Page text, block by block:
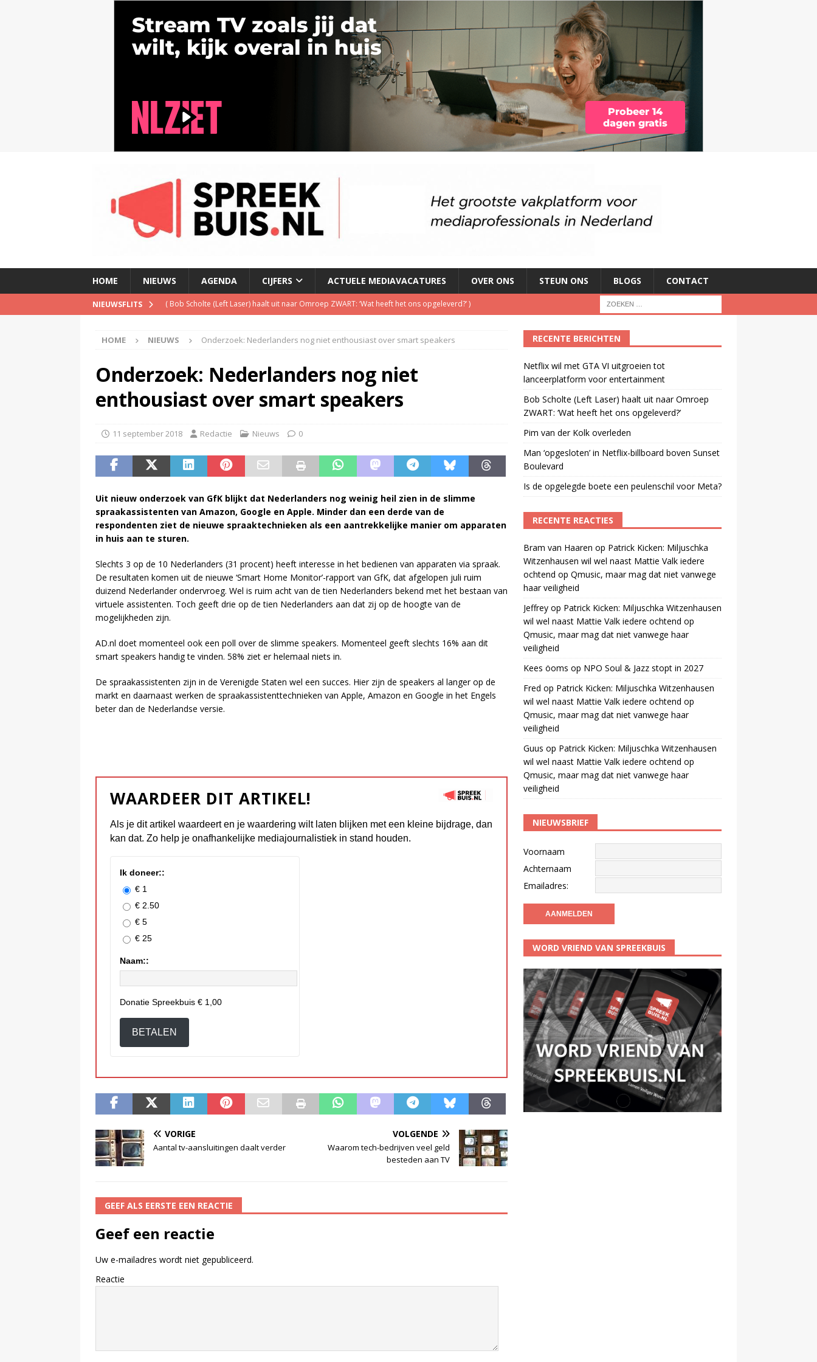
HOME NIEUWS AGENDA CIJFERS ACTUELE MEDIAVACATURES OVER ONS STEUN ONS BLOGS CONTACT
NIEUWSFLITS ( Bob Scholte (Left Laser) haalt uit naar Omroep ZWART: ‘Wat heeft het ons opgeleverd?’)
(Man ‘opgesloten’ in Netflix-billboard boven Sunset Boulevard)
Is de opgelegde boete een peulenschil voor Meta?
Netflix wil met GTA VI uitgroeien tot lanceerplatform voor entertainment
HOME NIEUWS Onderzoek: Nederlanders nog niet enthousiast over smart speakers
Onderzoek: Nederlanders nog niet
enthousiast over smart speakers
11 september 2018 Redactie Nieuws 0
Uit nieuw onderzoek van GfK blijkt dat Nederlanders nog weinig heil zien in de slimme
spraakassistenten van Amazon, Google en Apple. Minder dan een derde van de
respondenten ziet de nieuwe spraaktechnieken als een aantrekkelijke manier om apparaten
in huis aan te sturen.
Slechts 3 op de 10 Nederlanders (31 procent) heeft interesse in het bedienen van apparaten via spraak.
De resultaten komen uit de nieuwe ‘Smart Home Monitor’-rapport van GfK, dat afgelopen juli ruim
duizend Nederlander ondervroeg. Wel is ruim acht van de tien Nederlanders bekend met het bestaan van
virtuele assistenten. Toch geeft drie op de tien Nederlanders aan dat zij op de hoogte van de
mogelijkheden zijn.
AD.nl doet momenteel ook een poll over de slimme speakers. Momenteel geeft slechts 16% aan dit
smart speakers handig te vinden. 58% ziet er helemaal niets in.
De spraakassistenten zijn in de Verenigde Staten wel een succes. Hier zijn de speakers al langer op de
markt en daarnaast werken de spraakassistenttechnieken van Apple, Amazon en Google in het Engels
beter dan de Nederlandse versie.
WAARDEER DIT ARTIKEL!
Als je dit artikel waardeert en je waardering wilt laten blijken met een kleine bijdrage, dan
kan dat. Zo help je onafhankelijke mediajournalistiek in stand houden.
Ik doneer::
€ 1
€ 2.50
€ 5
€ 25
Naam::
Donatie Spreekbuis € 1,00
BETALEN
VORIGE
Aantal tv-aansluitingen daalt verder
VOLGENDE
Waarom tech-bedrijven veel geld
besteden aan TV
GEEF ALS EERSTE EEN REACTIE
Geef een reactie
Uw e-mailadres wordt niet gepubliceerd.
Reactie
RECENTE BERICHTEN
Netflix wil met GTA VI uitgroeien tot
lanceerplatform voor entertainment
Bob Scholte (Left Laser) haalt uit naar Omroep
ZWART: ‘Wat heeft het ons opgeleverd?’
Pim van der Kolk overleden
Man ‘opgesloten’ in Netflix-billboard boven Sunset
Boulevard
Is de opgelegde boete een peulenschil voor Meta?
RECENTE REACTIES
Bram van Haaren op Patrick Kicken: Miljuschka
Witzenhausen wil wel naast Mattie Valk iedere
ochtend op Qmusic, maar mag dat niet vanwege
haar veiligheid
Jeffreyop Patrick Kicken: Miljuschka Witzenhausen
wil wel naast Mattie Valk iedere ochtend op
Qmusic, maar mag dat niet vanwege haar
veiligheid
Kees öoms op NPO Soul & Jazz stopt in 2027
Fred op Patrick Kicken: Miljuschka Witzenhausen
wil wel naast Mattie Valk iedere ochtend op
Qmusic, maar mag dat niet vanwege haar
veiligheid
Guus op Patrick Kicken: Miljuschka Witzenhausen
wil wel naast Mattie Valk iedere ochtend op
Qmusic, maar mag dat niet vanwege haar
veiligheid
NIEUWSBRIEF
Voornaam
Achternaam
Emailadres:
WORD VRIEND VAN SPREEKBUIS